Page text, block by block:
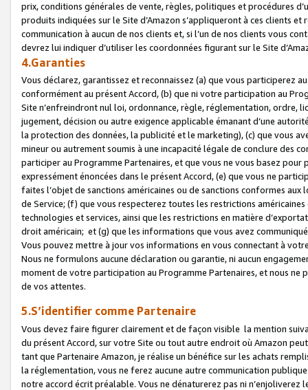
prix, conditions générales de vente, règles, politiques et procédures
produits indiquées sur le Site d’Amazon s’appliqueront à ces clients
communication à aucun de nos clients et, si l’un de nos clients vous
devrez lui indiquer d’utiliser les coordonnées figurant sur le Site
4.Garanties
Vous déclarez, garantissez et reconnaissez (a) que vous participerez
conformément au présent Accord, (b) que ni votre participation au
Site n’enfreindront nul loi, ordonnance, règle, réglementation, ordre,
jugement, décision ou autre exigence applicable émanant d’une
la protection des données, la publicité et le marketing), (c) que vous
mineur ou autrement soumis à une incapacité légale de conclure des
participer au Programme Partenaires, et que vous ne vous basez
expressément énoncées dans le présent Accord, (e) que vous ne
faites l’objet de sanctions américaines ou de sanctions conformes
de Service; (f) que vous respecterez toutes les restrictions
technologies et services, ainsi que les restrictions en matière
droit américain; et (g) que les informations que vous avez
Vous pouvez mettre à jour vos informations en vous connectant à
Nous ne formulons aucune déclaration ou garantie, ni aucun
moment de votre participation au Programme Partenaires, et nous
de vos attentes.
5.S’identifier comme Partenaire
Vous devez faire figurer clairement et de façon visible la mention
du présent Accord, sur votre Site ou tout autre endroit où Amazon
tant que Partenaire Amazon, je réalise un bénéfice sur les achats
la réglementation, vous ne ferez aucune autre communication
notre accord écrit préalable. Vous ne dénaturerez pas ni